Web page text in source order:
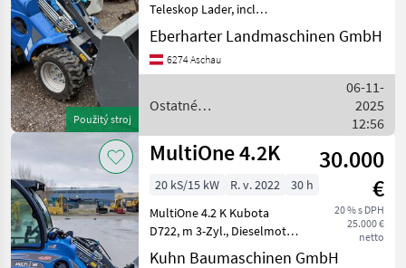
Multione
Weidemann
Thaler
Fuchs
Giant
Použitý stroj
Teleskop Lader, incl
Schaufel und
Palettengabel,
3.Steuerkreis,
neuwertigen Zustand
hydraulický kruh, Ťa
Eberharter Landmaschinen GmbH
6274 Aschau
Ostatné
stroje / Multione
06-11-
2025
12:56
MultiOne 4.2K
30.000
€
20 % s DPH
25.000 €
netto
20 kS/15 kW R. v. 2022
30 h
MultiOne 4.2 K Kubota
D722, m 3-Zyl., Dieselmotor,
719 ccm Abgasnormen
Kuhn Baumaschinen GmbH